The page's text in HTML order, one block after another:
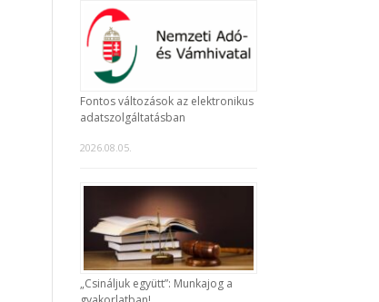
Fontos változások az elektronikus
adatszolgáltatásban
2026.08.05.
„Csináljuk együtt”: Munkajog a